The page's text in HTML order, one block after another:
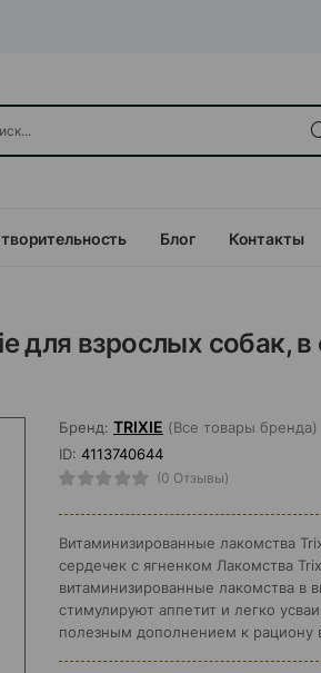
Блог Контакты
для взрослых собак,
Бренд: TRIXIE (Все товары бренда)
ID: 4113740644
(0 Отзывы)
Витаминизированные лакомства
сердечек с ягненком Лакомства
витаминизированные лакомства в
стимулируют аппетит и легко
полезным дополнением к рациону